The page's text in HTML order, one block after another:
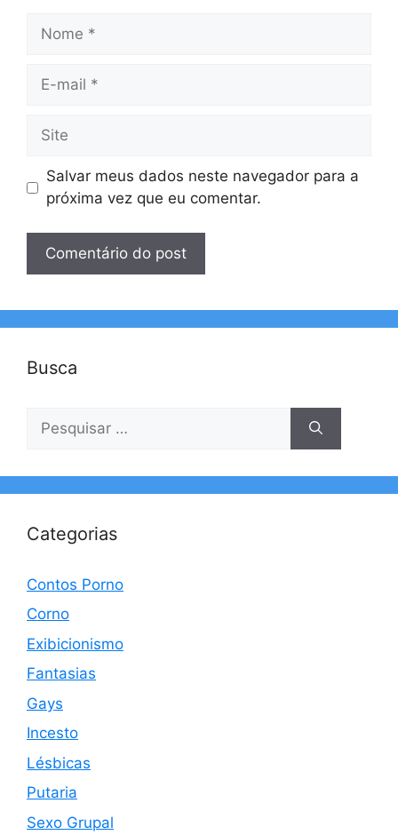
Nome
Site
Salvar meus dados neste navegador para a
próxima vez que eu comentar.
Busca
por:
Categorias
Contos Porno
Corno
Exibicionismo
Fantasias
Gays
Incesto
Lésbicas
Putaria
Sexo Grupal